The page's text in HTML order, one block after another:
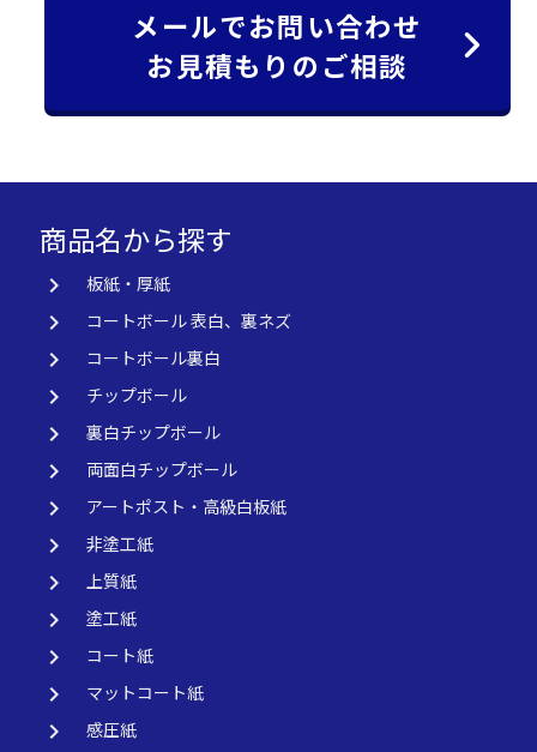
メールでお問い合わせ
お見積もりのご相談
商品名から探す
keyboard_arrow_right 板紙・厚紙
keyboard_arrow_right コートボール 表白、裏ネズ
keyboard_arrow_right コートボール裏白
keyboard_arrow_right チップボール
keyboard_arrow_right 裏白チップボール
keyboard_arrow_right 両面白チップボール
keyboard_arrow_right アートポスト・高級白板紙
keyboard_arrow_right 非塗工紙
keyboard_arrow_right 上質紙
keyboard_arrow_right 塗工紙
keyboard_arrow_right コート紙
keyboard_arrow_right マットコート紙
keyboard_arrow_right 感圧紙